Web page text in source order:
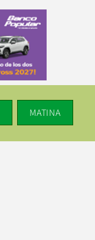
MATINA